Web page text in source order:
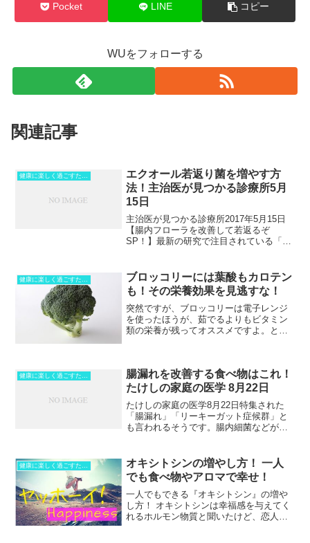
Pocket LINE コピー
WUをフォローする
関連記事
健康に楽しく過ごすために！
エクオール若返り菌を増やす方
法！主治医が見つかる診療所5月
15日
主治医が見つかる診療所2017年5月15日
【腸内フローラを改善して若返るぞ
SP！】最新の研究で注目されている「若
腸内細菌だといいます。その注目の若返
り菌とは「エクオール...
ブロッコリーには葉酸もカロテン
も！その栄養効果を見逃すな！
突然ですが、ブロッコリーは電子レンジ
を使ったほうが、茹でるよりもビタミン
類の栄養が残ってオススメですよ。とい
ク質が豊富なんです。いわゆ...
健康に楽しく過ごすために！
腸漏れを改善する食べ物はこれ！
たけしの家庭の医学 8月22日
たけしの家庭の医学8月22日特集された
「腸漏れ」「リーキーガット症候群」と
も言われるそうです。腸内細菌などが腸
まざまな症状を引き起こしてしまうとい
う恐ろしい病気。そんな...
オキシトシンの増やし方！ 一人
でも食べ物やアロマで幸せ！
一人でもできる『オキシトシン』の増や
し方！ オキシトシンは幸福感を与えてく
れるホルモン物質と聞いたけど、恋人と